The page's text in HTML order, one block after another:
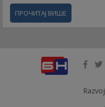
ПРОЧИТАЈ ВИШЕ
Razvoj